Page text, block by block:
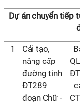
Dự án chuyển tiếp
1
Cải tạo,
nâng cấp
đường tỉnh
ĐT289
đoạn Chữ -